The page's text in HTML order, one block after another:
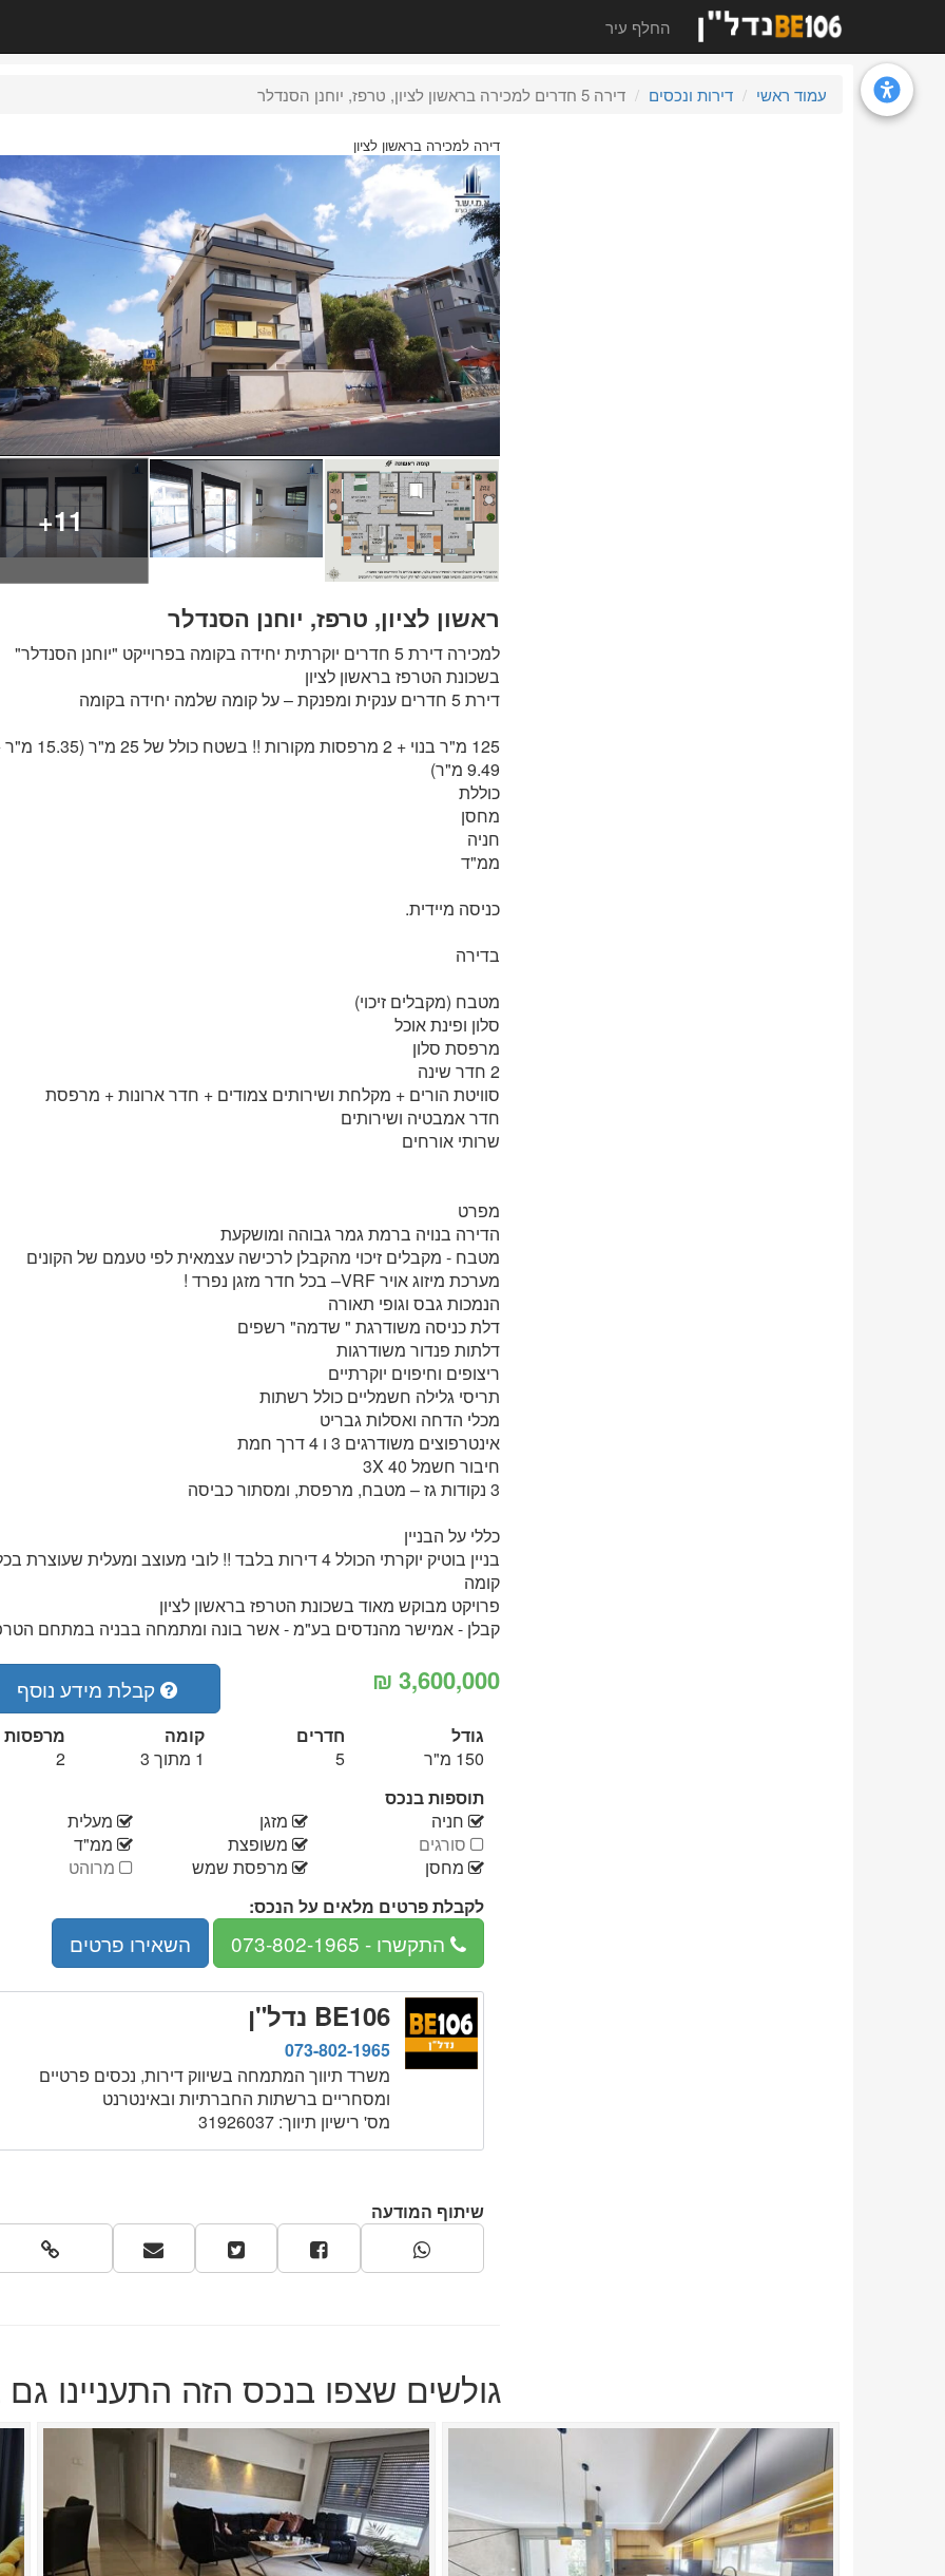
החלף עיר
עמוד ראשי דירות ונכסים דירה 5 חדרים למכירה בראשון לציון, טרפז, יוחנן הסנדלר
דירה למכירה בראשון לציון
11+
ראשון לציון, טרפז, יוחנן הסנדלר
למכירה דירת 5 חדרים יוקרתית יחידה בקומה בפרוייקט "יוחנן הסנדלר"
בשכונת הטרפז בראשון לציון
דירת 5 חדרים ענקית ומפנקת – על קומה שלמה יחידה בקומה
125 מ"ר בנוי + 2 מרפסות מקורות !! בשטח כולל
9.49 מ"ר)
כוללת
מחסן
חניה
ממ"ד
כניסה מיידית.
בדירה
מטבח (מקבלים זיכוי)
סלון ופינת אוכל
מרפסת סלון
2 חדר שינה
סוויטת הורים + מקלחת ושירותים צמודים + חדר ארונות + מרפסת
חדר אמבטיה ושירותים
שרותי אורחים
מפרט
הדירה בנויה ברמת גמר גבוהה ומושקעת
מטבח - מקבלים זיכוי מהקבלן לרכישה עצמאית לפי טעמם של הקונים
מערכת מיזוג אויר VRF– בכל חדר מזגן נפרד !
הנמכות גבס וגופי תאורה
דלת כניסה משודרגת " שדמה" רשפים
דלתות פנדור משודרגות
ריצופים וחיפוים יוקרתיים
תריסי גלילה חשמליים כולל רשתות
מכלי הדחה ואסלות גבריט
אינטרפוצים משודרגים 3 ו 4 דרך חמת
חיבור חשמל 3X 40
3 נקודות גז – מטבח, מרפסת, ומסתור כביסה
כללי על הבניין
בניין בוטיק יוקרתי הכולל 4 דירות בלבד !! לובי מעוצב ומעלית שעוצרת
קומה
פרויקט מבוקש מאוד בשכונת הטרפז בראשון לציון
קבלן - אמישר מהנדסים בע"מ - אשר בונה ומתמחה בבניה במתחם
קבלת מידע נוסף
גודל
150 מ"ר
חדרים
5
קומה
1 מתוך 3
מרפסות
2
תוספות בנכס
יש
חניה יש
מזגן יש
מעלית
אין
סורגים יש
משופצת יש
ממ"ד
יש
מחסן יש
מרפסת שמש אין
מרוהט
לקבלת פרטים מלאים על הנכס:
התקשרו - 073-802-1965
מספר
טלפון:
073-
802-
השאירו פרטים
BE106 נדל"ן
073-802-1965
משרד תיווך המתמחה בשיווק דירות, נכסים פרטיים
ומסחריים ברשתות החברתיות ובאינטרנט
מס' רישיון תיווך: 31926037
שיתוף המודעה
גולשים שצפו בנכס הזה התעניינו